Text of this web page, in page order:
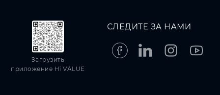
Загрузить
приложение Hi VALUE
СЛЕДИТЕ ЗА НАМИ